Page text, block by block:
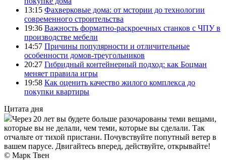
13:15 Фахверковые дома: от мстории до технологии
современного строительства
19:36 Важность форматно-раскроечных станков с ЧПУ в
производстве мебели
14:57 Причины популярности и отличительные
особенности домов-треугольников
20:27 Гибридный контейнерный подход: как Боцман
меняет правила игры
19:58 Как оценить качество жилого комплекса до
покупки квартиры
Цитата дня
Через 20 лет вы будете больше разочарованы теми вещами,
которые вы не делали, чем теми, которые вы сделали. Так
отчальте от тихой пристани. Почувствуйте попутный ветер в
вашем парусе. Двигайтесь вперед, действуйте, открывайте!
© Марк Твен